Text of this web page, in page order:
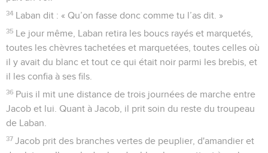
34 Laban dit : « Qu’on fasse donc comme tu l’as dit. »
35 Le jour même, Laban retira les boucs rayés et marquetés,
toutes les chèvres tachetées et marquetées, toutes celles où
il y avait du blanc et tout ce qui était noir parmi les brebis, et
il les confia à ses fils.
36 Puis il mit une distance de trois journées de marche entre
Jacob et lui. Quant à Jacob, il prit soin du reste du troupeau
de Laban.
37 Jacob prit des branches vertes de peuplier, d'amandier et